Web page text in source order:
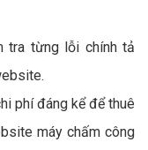
tra từng lỗi chính tả
phí đáng kể để thuê
máy chấm công